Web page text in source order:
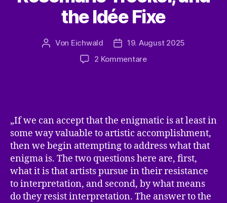
the Idée Fixe
Beitragsautor
Von Eichwald Veröffentlichungsdatum
19. August 2025
2 Kommentarezu
and
the
Idée
Fixe
„If we can accept that the enigmatic is at least in
some way valuable to artistic accomplishment,
then we begin attempting to address what that
enigma is. The two questions here are, first,
what it is that artists pursue in their resistance
to interpretation, and second, by what means
do they resist interpretation. The answer to the